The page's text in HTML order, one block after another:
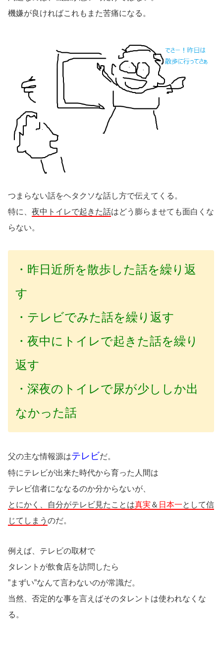
機嫌が良ければこれもまた苦痛になる。
つまらない話をヘタクソな話し方で伝えてくる。
特に、 夜中トイレで起きた話はどう膨らませても面白くな
らない。
・昨日近所を散歩した話を繰り返
す
・テレビでみた話を繰り返す
・夜中にトイレで起きた話を繰り
返す
・深夜のトイレで尿が少ししか出
なかった話
父の主な情報源はテレビだ。
特にテレビが出来た時代から育った人間は
テレビ信者にななるのか分からないが、
とにかく、自分がテレビ見たことは真実 ＆ 日本一として信
じてしまう のだ。
例えば、テレビの取材で
タレントが飲食店を訪問したら
”まずい”なんて言わないのが常識だ。
当然、否定的な事を言えばそのタレントは使われなくな
る。